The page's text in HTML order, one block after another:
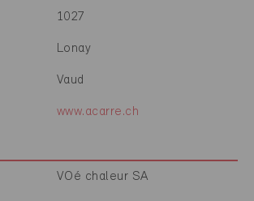
1027
Lonay
Vaud
www.acarre.ch
VOé chaleur SA